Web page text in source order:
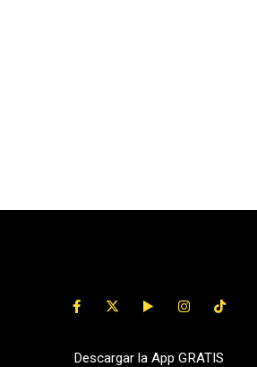
Descargar la App GRATIS